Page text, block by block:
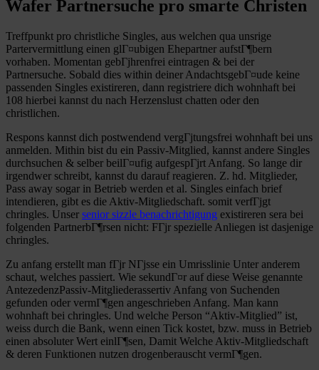
Wafer Partnersuche pro smarte Christen
Treffpunkt pro christliche Singles, aus welchen qua unsrige
Partervermittlung einen glГ¤ubigen Ehepartner aufstГ¶bern
vorhaben. Momentan gebГјhrenfrei eintragen & bei der
Partnersuche. Sobald dies within deiner AndachtsgebГ¤ude keine
passenden Singles existireren, dann registriere dich wohnhaft bei
108 hierbei kannst du nach Herzenslust chatten oder den
christlichen.
Respons kannst dich postwendend vergГјtungsfrei wohnhaft bei uns
anmelden. Mithin bist du ein Passiv-Mitglied, kannst andere Singles
durchsuchen & selber beilГ¤ufig aufgespГјrt Anfang. So lange dir
irgendwer schreibt, kannst du darauf reagieren. Z. hd. Mitglieder,
Pass away sogar in Betrieb werden et al. Singles einfach brief
intendieren, gibt es die Aktiv-Mitgliedschaft. somit verfГјgt
chringles. Unser senior sizzle benachrichtigung existireren sera bei
folgenden PartnerbГ¶rsen nicht: FГјr spezielle Anliegen ist dasjenige
chringles.
Zu anfang erstellt man fГјr NГјsse ein Umrisslinie Unter anderem
schaut, welches passiert. Wie sekundГ¤r auf diese Weise genannte
AntezedenzPassiv-Mitgliederassertiv Anfang von Suchenden
gefunden oder vermГ¶gen angeschrieben Anfang. Man kann
wohnhaft bei chringles. Und welche Person “Aktiv-Mitglied” ist,
weiss durch die Bank, wenn einen Tick kostet, bzw. muss in Betrieb
einen absoluter Wert einlГ¶sen, Damit Welche Aktiv-Mitgliedschaft
& deren Funktionen nutzen drogenberauscht vermГ¶gen.